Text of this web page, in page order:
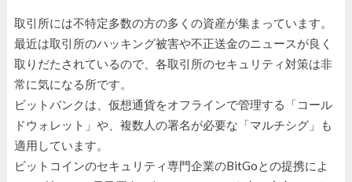
取引所には不特定多数の方の多くの資産が集まっています。
最近は取引所のハッキング被害や不正送金のニュースが良く
取りだたされているので、各取引所のセキュリティ対策は非
常に気になる所です。
ビットバンクは、仮想通貨をオフラインで管理する「コール
ドウォレット」や、複数人の署名が必要な「マルチシグ」も
適用しています。
ビットコインのセキュリティ専門企業のBitGoとの提携によ